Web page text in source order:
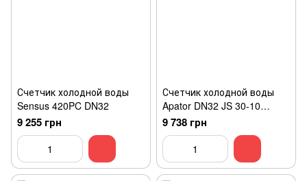
Счетчик холодной воды
Sensus 420PC DN32
9 255 грн
Счетчик холодной воды
Apator DN32 JS 30-10
MASTER+
9 738 грн